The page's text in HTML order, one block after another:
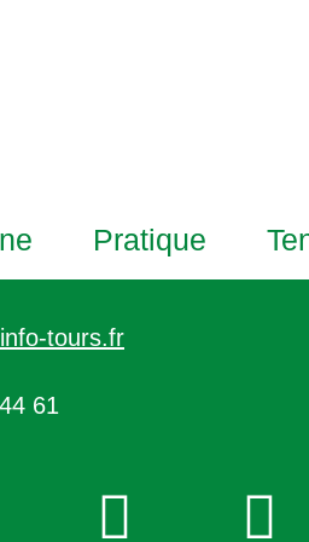
Pratique
tours.fr
61